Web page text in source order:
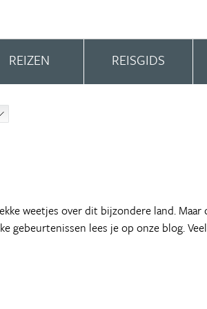
REIZEN REISGIDS
weetjes over dit bijzondere land. Maar
gebeurtenissen lees je op onze blog. Veel